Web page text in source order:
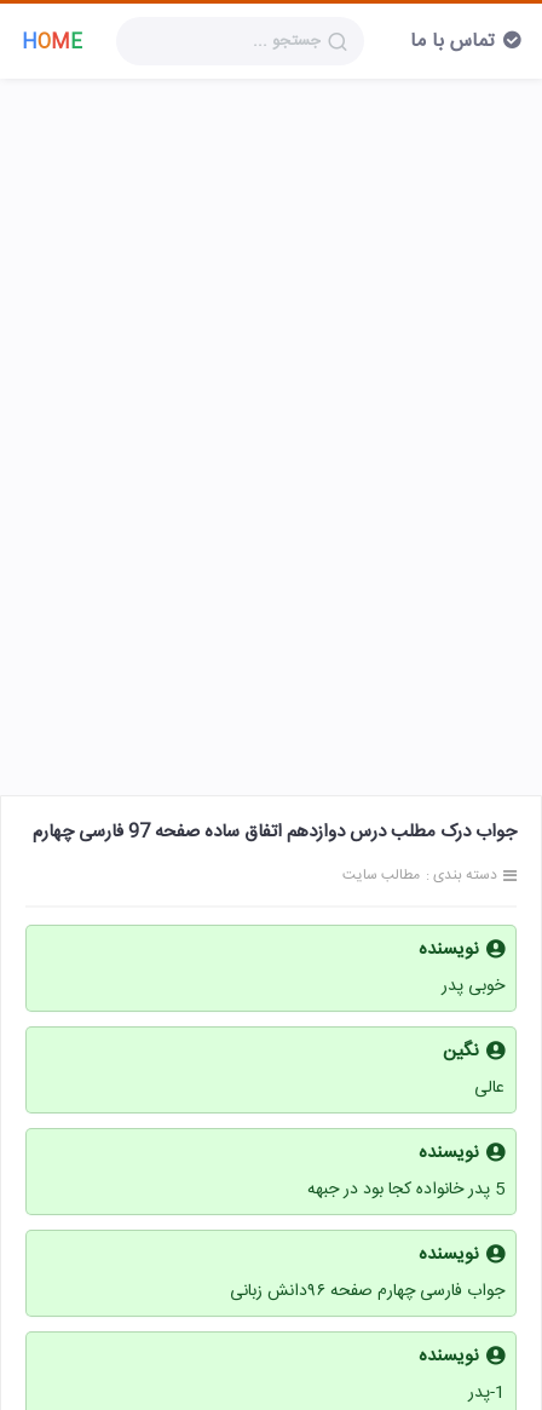
HOME تماس با ما
جواب درک مطلب درس دوازدهم اتفاق ساده صفحه 97 فارسی چهارم
دسته بندی : مطالب سایت
نویسنده
خوبی پدر
نگین
عالی
نویسنده
5 پدر خانواده کجا بود در جبهه
نویسنده
جواب فارسی چهارم صفحه ۹۶دانش زبانی
نویسنده
1-پدر